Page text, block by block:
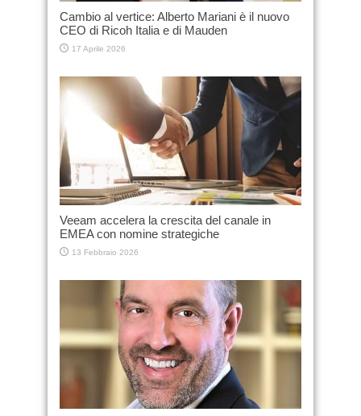
Cambio al vertice: Alberto Mariani è il nuovo
CEO di Ricoh Italia e di Mauden
17 Aprile 2026
Veeam accelera la crescita del canale in
EMEA con nomine strategiche
13 Febbraio 2026